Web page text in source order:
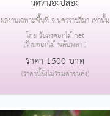
ผลงานเฉพาะพื้นที่ จ.นครราชสีมา เท่านั้น
โดย รับส่งดอกไม้.net
(ร้านดอกไม้ พลับพลา )
ราคา 1500 บาท
(ราคานี้ยังไม่รวมค่าขนส่ง)